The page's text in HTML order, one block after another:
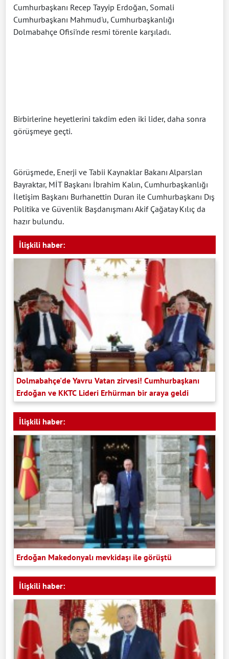
Cumhurbaşkanı Recep Tayyip Erdoğan, Somali
Cumhurbaşkanı Mahmud'u, Cumhurbaşkanlığı
Dolmabahçe Ofisi'nde resmi törenle karşıladı.
Birbirlerine heyetlerini takdim eden iki lider, daha sonra
görüşmeye geçti.
Görüşmede, Enerji ve Tabii Kaynaklar Bakanı Alparslan
Bayraktar, MİT Başkanı İbrahim Kalın, Cumhurbaşkanlığı
İletişim Başkanı Burhanettin Duran ile Cumhurbaşkanı Dış
Politika ve Güvenlik Başdanışmanı Akif Çağatay Kılıç da
hazır bulundu.
İlişkili haber:
Dolmabahçe'de Yavru Vatan zirvesi! Cumhurbaşkanı
Erdoğan ve KKTC Lideri Erhürman bir araya geldi
İlişkili haber:
Erdoğan Makedonyalı mevkidaşı ile görüştü
İlişkili haber: